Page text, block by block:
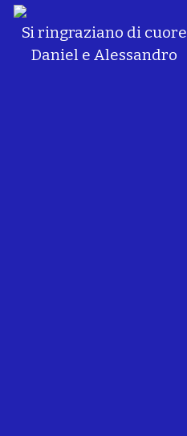
Si ringraziano di cuore
Daniel e Alessandro